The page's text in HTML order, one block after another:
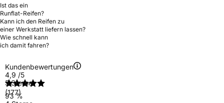
Ist das ein
Runflat-Reifen?
Kann ich den Reifen zu
einer Werkstatt liefern lassen?
Wie schnell kann
ich damit fahren?
Kundenbewertungen
4,9 /5
(177)
5 Sterne
93 %